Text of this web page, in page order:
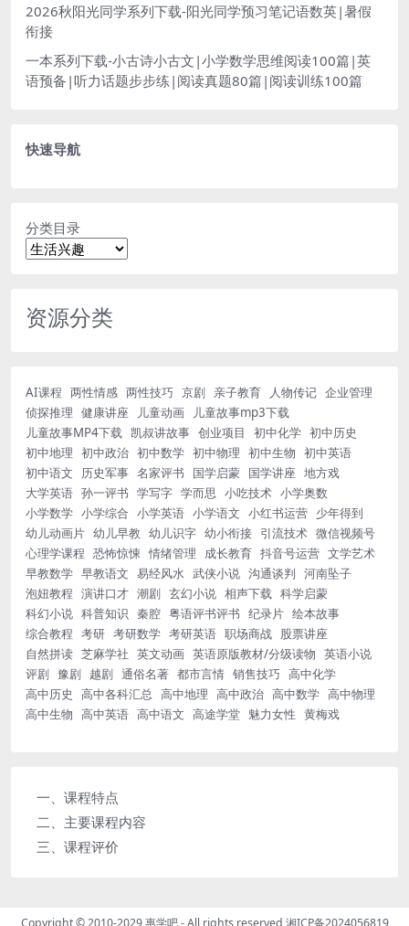
2026秋阳光同学系列下载-阳光同学预习笔记语数英|暑假
衔接
一本系列下载-小古诗小古文|小学数学思维阅读100篇|英
语预备|听力话题步步练|阅读真题80篇|阅读训练100篇
快速导航
分类目录
资源分类
AI课程 两性情感 两性技巧 京剧 亲子教育 人物传记 企业管理
侦探推理 健康讲座 儿童动画
儿童故事mp3下载
儿童故事MP4下载 凯叔讲故事 创业项目 初中化学 初中历史
初中地理 初中政治 初中数学 初中物理 初中生物 初中英语
初中语文
历史军事 名家评书 国学启蒙 国学讲座 地方戏
大学英语 孙一评书 学写字 学而思 小吃技术 小学奥数
小学数学 小学综合 小学英语 小学语文 小红书运营 少年得到
幼儿动画片 幼儿早教 幼儿识字 幼小衔接 引流技术 微信视频号
心理学课程 恐怖惊悚 情绪管理 成长教育 抖音号运营 文学艺术
早教数学 早教语文 易经风水 武侠小说 沟通谈判 河南坠子
泡妞教程 演讲口才 潮剧 玄幻小说 相声下载 科学启蒙
科幻小说 科普知识 秦腔 粤语评书评书 纪录片 绘本故事
综合教程 考研 考研数学 考研英语 职场商战 股票讲座
自然拼读 芝麻学社 英文动画 英语原版教材/分级读物 英语小说
评剧 豫剧 越剧 通俗名著 都市言情 销售技巧 高中化学
高中历史
高中各科汇总 高中地理 高中政治 高中数学 高中物理
高中生物 高中英语 高中语文 高途学堂 魅力女性 黄梅戏
一、课程特点
二、主要课程内容
三、课程评价
Copyright © 2010-2029惠学吧- All rights reserved 湘ICP备2024056819